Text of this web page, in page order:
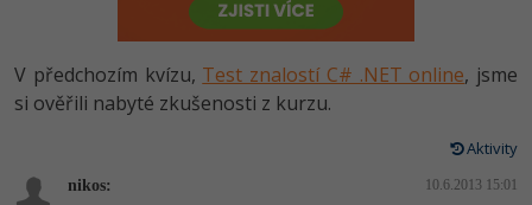
HTML5, CSS3, Bootstrap, SEO
SQL a databáze
PHP
JavaScript
Vývojář mobilních aplikací
Specialista na AI a bigdata
-80%
JavaScript -80%
V předchozím kvízu, Test znalostí C# .NET online, jsme
si ověřili nabyté zkušenosti z kurzu.
Aktivity
nikos: 10.6.2013 15:01